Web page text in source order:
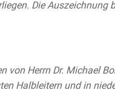
Die Auszeichnung
von Herrn Dr. Michael
Halbleitern und in